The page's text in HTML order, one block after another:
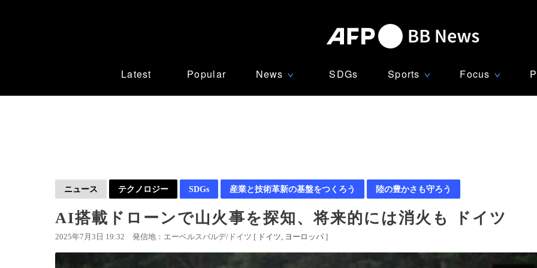
Latest Popular News ∨ SDGs Sports ∨ Focus ∨
ニュース テクノロジー SDGs 産業と技術革新の基盤をつくろう 陸の豊かさも守ろう
AI搭載ドローンで山火事を探知、将来的には消火も ドイツ
2025年7月3日 19:32 発信地：エーベルスバルデ/ドイツ [ ドイツ ヨーロッパ ]